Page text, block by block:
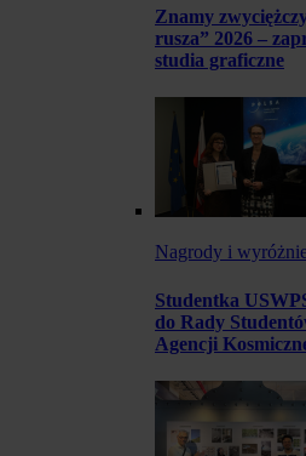
Znamy
rusza” 2026 –
studia graficzne
Nagrody i
Studentka
do Rady
Agencji